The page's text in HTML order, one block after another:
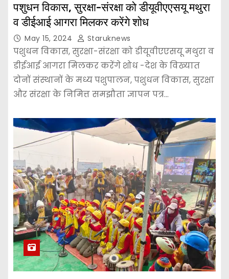
पशुधन विकास, सुरक्षा-संरक्षा को डीयूवीएएसयू मथुरा
व डीईआई आगरा मिलकर करेंगे शोध
May 15, 2024 Staruknews
पशुधन विकास, सुरक्षा-संरक्षा को डीयूवीएएसयू मथुरा व
डीईआई आगरा मिलकर करेंगे शोध -देश के विख्यात
दोनों संस्थानों के मध्य पशुपालन, पशुधन विकास, सुरक्षा
और संरक्षा के निमित्त समझौता ज्ञापन पत्र…